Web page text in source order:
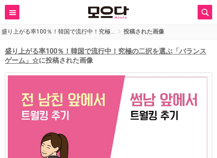
盛り上がる率100％！韓国で流行中！究極… 投稿された画像
盛り上がる率100％！韓国で流行中！究極の二択を選ぶ「バランス
ゲーム」☆に投稿された画像